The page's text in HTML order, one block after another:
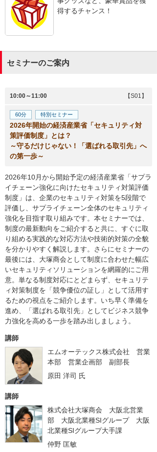
得するチャンス！
セミナーのご案内
10:00～11:00 【S01】
60分 特別セミナー
2026年開始の経済産業省「セキュリティ対
策評価制度」とは？
～守るだけじゃない！「選ばれる取引先」へ
の第一歩～
2026年10月から開始予定の経済産業省「サプラ
イチェーン強化に向けたセキュリティ対策評価
制度」は、企業のセキュリティ対策を5段階で
評価し、サプライチェーン全体のセキュリティ
強化を目指す取り組みです。本セミナーでは、
制度の最新動向をご紹介すると共に、すぐに取
り組める実践的な対応方法や技術的対策の全貌
を分かりやすく解説します。さらにセミナーの
最後には、大塚商会として制度に合わせた幅広
いセキュリティソリューションを網羅的にご用
意。単なる制度対応にとどまらず、セキュリテ
ィ対策制度を「競争優位の証し」として活用す
るための視点をご紹介します。いち早く準備を
進め、「選ばれる取引先」としてビジネス競争
力強化を高める一歩を踏み出しましょう。
講師
エムオーテックス株式会社 営業
本部 営業企画部
副部長
原田 洋司 氏
講師
株式会社大塚商会 大阪北営業
部 大阪北業種SIグループ 大阪
北業種SIグループ大手課
仲野 匡敏